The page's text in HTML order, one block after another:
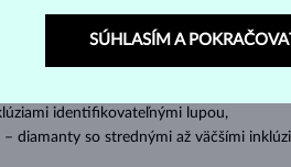
transparentnosťou bez inklúzií,
diamanty s veľmi malými inklúziami,
identifikovateľnými lupou,
– diamanty so strednými až väčšími
SÚHLASÍM A